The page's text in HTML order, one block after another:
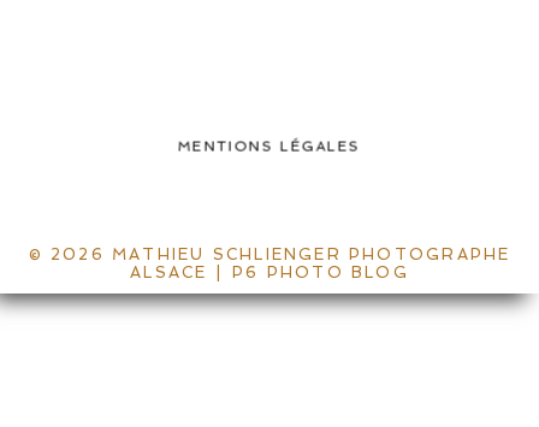
MENTIONS LÉGALES
© 2026 MATHIEU SCHLIENGER PHOTOGRAPHE
ALSACE
P6 PHOTO BLOG